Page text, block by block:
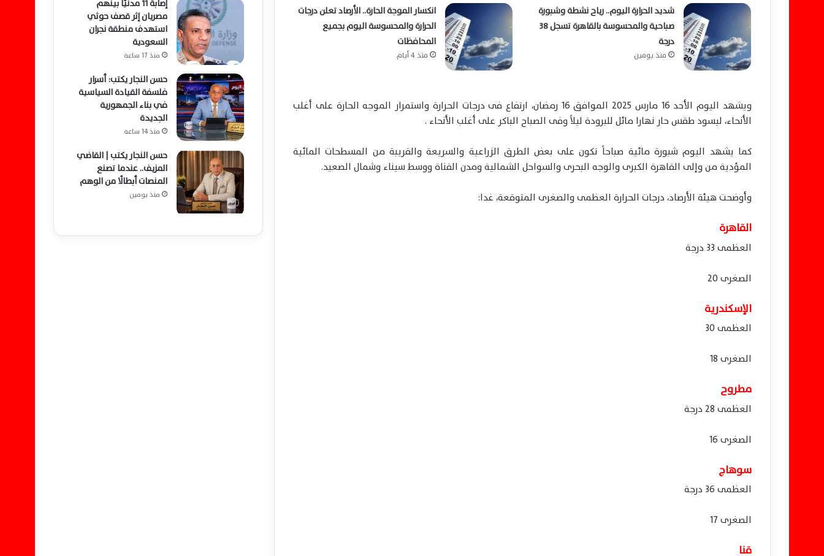
شديد الحرارة اليوم.. رياح نشطة وشبورة
صباحية والمحسوسة بالقاهرة تسجل 38
درجة
منذ يومين
انكسار الموجة الحارة.. الأرصاد تعلن درجات
الحرارة والمحسوسة اليوم بجميع
المحافظات
منذ 4 أيام
ويشهد اليوم الأحد 16 مارس 2025 الموافق 16 رمضان، ارتفاع فى درجات الحرارة واستمرار الموجه الحارة على أغلب
الأنحاء، ليسود طقس حار نهارا مائل للبرودة ليلاً وفى الصباح الباكر على أغلب الأنحاء .
كما يشهد اليوم شبورة مائية صباحاً تكون على بعض الطرق الزراعية والسريعة والقريبة من المسطحات المائية
المؤدية من وإلى القاهرة الكبرى والوجه البحرى والسواحل الشمالية ومدن القناة ووسط سيناء وشمال الصعيد.
وأوضحت هيئة الأرصاد، درجات الحرارة العظمى والصغرى المتوقعة، غدا:
القاهرة
العظمى 33 درجة
الصغرى 20
الإسكندرية
العظمى 30
الصغرى 18
مطروح
العظمى 28 درجة
الصغرى 16
سوهاج
العظمى 36 درجة
الصغرى 17
قنا
إصابة 11 مدنيًا بينهم
مصريان إثر قصف حوثي
استهدف منطقة نجران
السعودية
منذ 17 ساعة
حسن النجار يكتب: أسرار
فلسفة القيادة السياسية
في بناء الجمهورية
الجديدة
منذ 14 ساعة
حسن النجار يكتب | القاضي
المزيف.. عندما تصنع
المنصات أبطالًا من الوهم
منذ يومين